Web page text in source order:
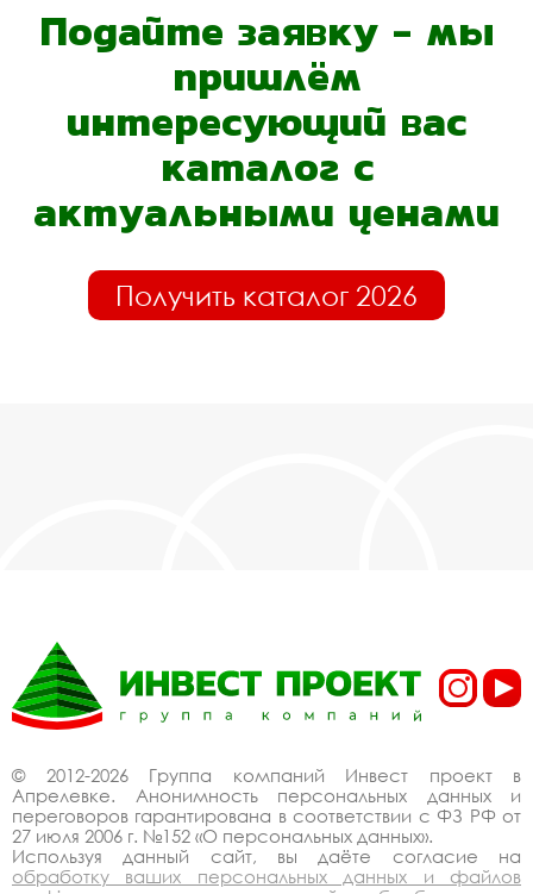
Подайте заявку - мы
пришлём
интересующий вас
каталог с
актуальными ценами
Получить каталог 2026
© 2012-2026 Группа компаний Инвест проект в
Апрелевке. Анонимность персональных данных и
переговоров гарантирована в соответствии с ФЗ РФ от
27 июля 2006 г. №152 «О персональных данных».
Используя данный сайт, вы даёте согласие на
обработку ваших персональных данных и файлов